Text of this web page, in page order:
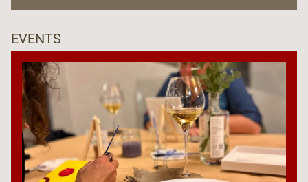
EVENTS